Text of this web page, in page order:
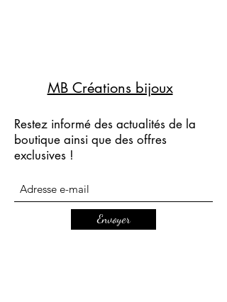
MB Créations bijoux
Restez informé des actualités de la
boutique ainsi que des offres
exclusives !
Envoyer